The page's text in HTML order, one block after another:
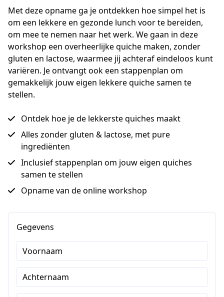
Met deze opname ga je ontdekken hoe simpel het is
om een lekkere en gezonde lunch voor te bereiden,
om mee te nemen naar het werk. We gaan in deze
workshop een overheerlijke quiche maken, zonder
gluten en lactose, waarmee jij achteraf eindeloos kunt
variëren. Je ontvangt ook een stappenplan om
gemakkelijk jouw eigen lekkere quiche samen te
stellen.
Ontdek hoe je de lekkerste quiches maakt
Alles zonder gluten & lactose, met pure
ingrediënten
Inclusief stappenplan om jouw eigen quiches
samen te stellen
Opname van de online workshop
Gegevens
Voornaam
Achternaam